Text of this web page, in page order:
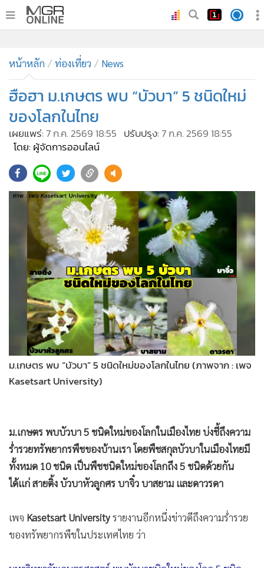
• ทันเหตุการณ์
• ภาคใต้
• ภูมิภาค
• Online Section
• บันเทิง
ผู้จัดการรายวัน
• คอลัมนิสต์
• ละคร
CbizReview
Cyber BIZ
ผู้จัดกวน
Good health & Well-being
Green Innovation & SD
Management & HR
MGR Live
Infographic
• การเมือง
• Special Scoop
• เศรษฐกิจ-ธุรกิจ
• จีน
• ชุมชน-คุณภาพชีวิต
• Motoring
• เกม
หน้าหลัก ท่องเที่ยว
ฮือฮา ม.เกษตร พบ “บัวบา” 5 ชนิดใหม่
ของโลกในไทย
เผยแพร่:7 ก.ค. 2569 18:55
โดย: ผู้จัดการออนไลน์
ม.เกษตร พบ “บัวบา” 5 ชนิดใหม่ของโลกในไทย (ภาพจาก : เพจ
Kasetsart University)
ม.เกษตร พบบัวบา 5 ชนิดใหม่ของโลกในเมืองไทย บ่งชี้ถึงความ
ร่ำรวยทรัพยากรพืชของบ้านเรา โดยพืชสกุลบัวบาในเมืองไทยมี
ทั้งหมด 10 ชนิด เป็นพืชชนิดใหม่ของโลกถึง 5 ชนิดด้วยกัน
ได้แก่ สายติ้ง บัวบาหัวลูกศร บาจิ๋ว บาสยาม และดาวรดา
รายงานอีกหนึ่งข่าวดีถึงความร่ำรวย
ของทรัพยากรพืชในประเทศไทย ว่า
มหาวิทยาลัยเกษตรศาสตร์ พบบัวบาชนิดใหม่ของโลก 5 ชนิด